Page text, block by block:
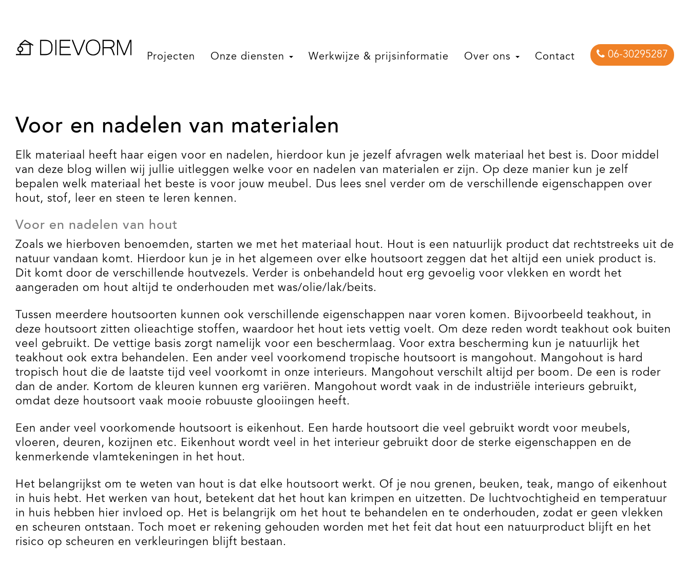
Projecten Onze diensten Werkwijze & prijsinformatie Over ons Contact 06-30295287
Voor en nadelen van materialen
Elk materiaal heeft haar eigen voor en nadelen, hierdoor kun je jezelf afvragen welk materiaal het best is. Door middel
van deze blog willen wij jullie uitleggen welke voor en nadelen van materialen er zijn. Op deze manier kun je zelf
bepalen welk materiaal het beste is voor jouw meubel. Dus lees snel verder om de verschillende eigenschappen over
hout, stof, leer en steen te leren kennen.
Voor en nadelen van hout
Zoals we hierboven benoemden, starten we met het materiaal hout. Hout is een natuurlijk product dat rechtstreeks uit de
natuur vandaan komt. Hierdoor kun je in het algemeen over elke houtsoort zeggen dat het altijd een uniek product is.
Dit komt door de verschillende houtvezels. Verder is onbehandeld hout erg gevoelig voor vlekken en wordt het
aangeraden om hout altijd te onderhouden met was/olie/lak/beits.
Tussen meerdere houtsoorten kunnen ook verschillende eigenschappen naar voren komen. Bijvoorbeeld teakhout, in
deze houtsoort zitten olieachtige stoffen, waardoor het hout iets vettig voelt. Om deze reden wordt teakhout ook buiten
veel gebruikt. De vettige basis zorgt namelijk voor een beschermlaag. Voor extra bescherming kun je natuurlijk het
teakhout ook extra behandelen. Een ander veel voorkomend tropische houtsoort is mangohout. Mangohout is hard
tropisch hout die de laatste tijd veel voorkomt in onze interieurs. Mangohout verschilt altijd per boom. De een is roder
dan de ander. Kortom de kleuren kunnen erg variëren. Mangohout wordt vaak in de industriële interieurs gebruikt,
omdat deze houtsoort vaak mooie robuuste glooiingen heeft.
Een ander veel voorkomende houtsoort is eikenhout. Een harde houtsoort die veel gebruikt wordt voor meubels,
vloeren, deuren, kozijnen etc. Eikenhout wordt veel in het interieur gebruikt door de sterke eigenschappen en de
kenmerkende vlamtekeningen in het hout.
Het belangrijkst om te weten van hout is dat elke houtsoort werkt. Of je nou grenen, beuken, teak, mango of eikenhout
in huis hebt. Het werken van hout, betekent dat het hout kan krimpen en uitzetten. De luchtvochtigheid en temperatuur
in huis hebben hier invloed op. Het is belangrijk om het hout te behandelen en te onderhouden, zodat er geen vlekken
en scheuren ontstaan. Toch moet er rekening gehouden worden met het feit dat hout een natuurproduct blijft en het
risico op scheuren en verkleuringen blijft bestaan.